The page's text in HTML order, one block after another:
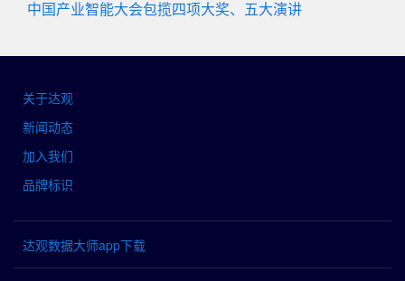
中国产业智能大会包揽四项大奖、五大演讲
关于达观
新闻动态
加入我们
品牌标识
达观数据大师app下载